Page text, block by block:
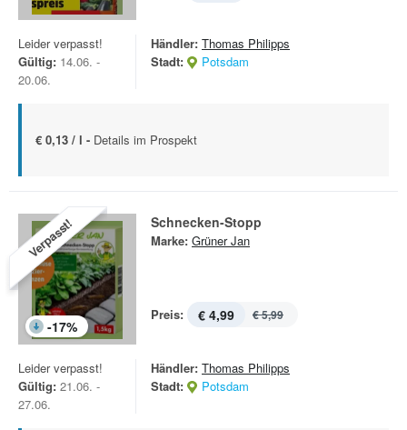
Leider verpasst!
Gültig: 14.06. -
20.06.
Händler: Thomas Philipps
Stadt:
Potsdam
€ 0,13 / l - Details im Prospekt
Verpasst!
-17%
Schnecken-Stopp
Marke: Grüner Jan
Preis: € 4,99 € 5,99
Leider verpasst!
Gültig: 21.06. -
27.06.
Händler: Thomas Philipps
Stadt:
Potsdam